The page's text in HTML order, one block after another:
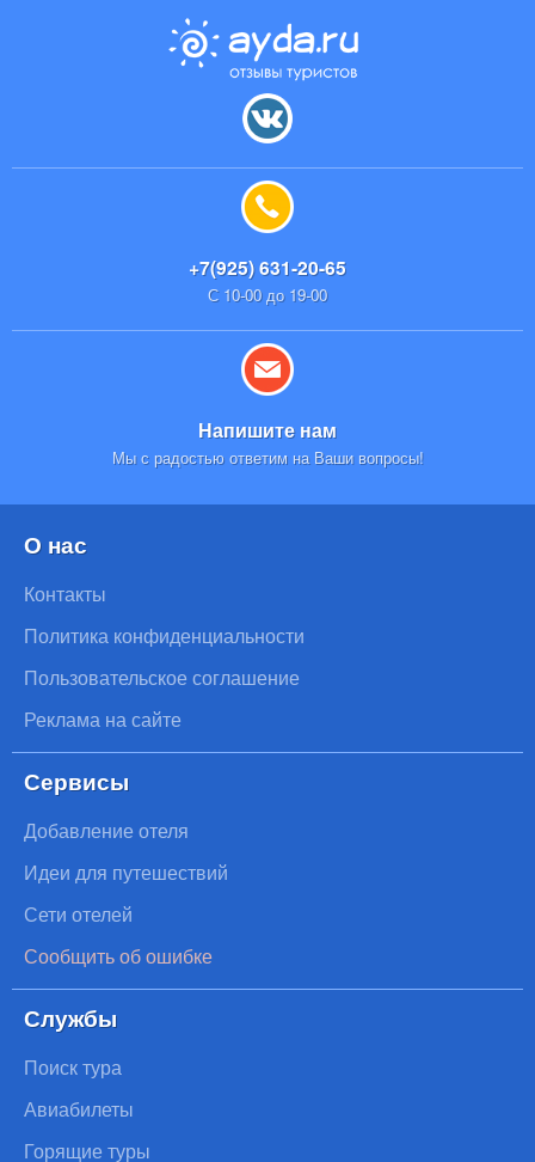
+7(925) 631-20-65
С 10-00 до 19-00
Напишите нам
Мы с радостью ответим на Ваши вопросы!
О нас
Контакты
Политика конфиденциальности
Пользовательское соглашение
Реклама на сайте
Сервисы
Добавление отеля
Идеи для путешествий
Сети отелей
Сообщить об ошибке
Службы
Поиск тура
Авиабилеты
Горящие туры